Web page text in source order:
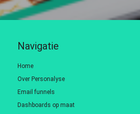
Navigatie
Home
Over Personalyse
Email funnels
Dashboards op maat